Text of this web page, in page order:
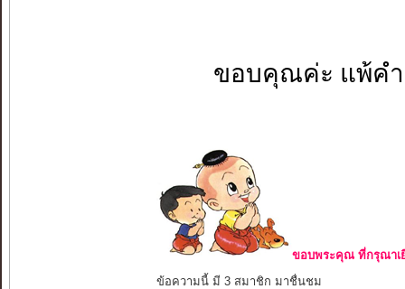
ขอบคุณค่ะ แพ้คำ
ขอบพระคุณ ที่กรุณาเ
ข้อความนี้ มี 3 สมาชิก มาชื่นชม